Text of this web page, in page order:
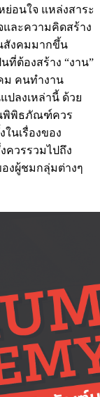
และความคิดสร้าง
สังคมมากขึ้น
ต้องสร้าง “งาน”
คนทำงาน
ลงเหล่านี้ ด้วย
นพิพิธภัณฑ์ควร
ในเรื่องของ
วรรวมไปถึง
งผู้ชมกลุ่มต่างๆ